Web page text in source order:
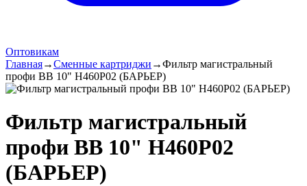
Оптовикам
Главная→Сменные картриджи →Фильтр магистральный
профи BB 10" Н460Р02 (БАРЬЕР)
Фильтр магистральный
профи BB 10" Н460Р02
(БАРЬЕР)